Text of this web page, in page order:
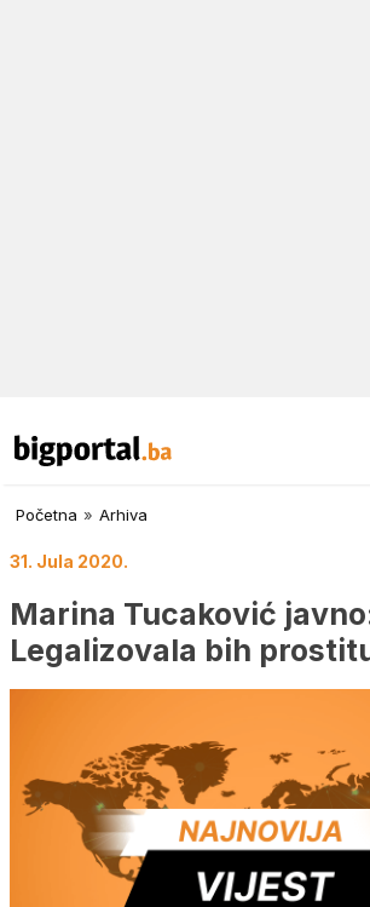
Početna » Arhiva
31. Jula 2020.
Marina Tucaković
Legalizovala bih